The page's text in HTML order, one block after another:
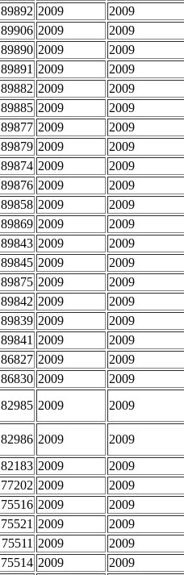
89892 2009
2009
89906 2009
2009
89890 2009
2009
89891 2009
2009
89882 2009
2009
89885 2009
2009
89877 2009
2009
89879 2009
2009
89874 2009
2009
89876 2009
2009
89858 2009
2009
89869 2009
2009
89843 2009
2009
89845 2009
2009
89875 2009
2009
89842 2009
2009
89839 2009
2009
89841 2009
2009
86827 2009
2009
86830 2009
2009
82985 2009 2009
82986 2009
2009
82183 2009
2009
77202 2009
2009
75516 2009
2009
75521 2009
2009
75511 2009
2009
75514 2009
2009